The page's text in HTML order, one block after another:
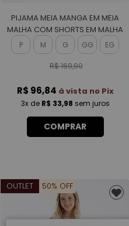
PIJAMA MEIA MANGA EM MEIA
MALHA COM SHORTS EM MALHA
ROTATIVA FEMININO
P M G GG EG
R$ 169,90
R$ 96,84 à vista no Pix
3xde R$ 33,98 sem juros
COMPRAR
OUTLET 50% OFF